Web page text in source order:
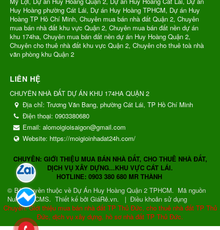
Huy Hoàng phường Cát Lái, Dự án Huy Hoàng TPHCM, Dự án Huy
Hoàng TP Hồ Chí Minh, Chuyên mua bán nhà đất Quận 2, Chuyên
mua bán nhà đất khu vực Quận 2, Chuyên mua bán đất nền dự án
khu 174ha, Chuyên mua bán đất nền dự án Huy Hoàng Quận 2,
Chuyên cho thuê nhà đất khu vực Quận 2, Chuyên cho thuê toà nhà
văn phòng khu Quận 2
LIÊN HỆ
CHUYÊN NHÀ ĐẤT DỰ ÁN KHU 174HA QUẬN 2
Địa chỉ: Trương Văn Bang, phường Cát Lái, TP Hồ Chí Minh
Điện thoại: 0903380680
Email: alomoigioisaigon@gmail.com
Website: https://moigioinhadat24h.com/
CHUYÊN: GIỚI THIỆU MUA BÁN NHÀ ĐẤT, CHO THUÊ NHÀ ĐẤT,
DỊCH VỤ XÂY DỰNG...KHU VỰC CÁT LÁI.
HOTLINE: 0903 380 680 MR THÀNH
© Bản quyền thuộc về Dự Án Huy Hoàng Quận 2 TPHCM. Mã nguồn
NukeViet CMS. Thiết kế bởi GiáRẻ.vn. | Điều khoản sử dụng
Chuyên: Giới thiệu mua bán nhà đất TP Thủ Đức, cho thuê nhà đất TP Thủ
Đức, dịch vụ xây dựng, hồ sơ nhà đất TP Thủ Đức.